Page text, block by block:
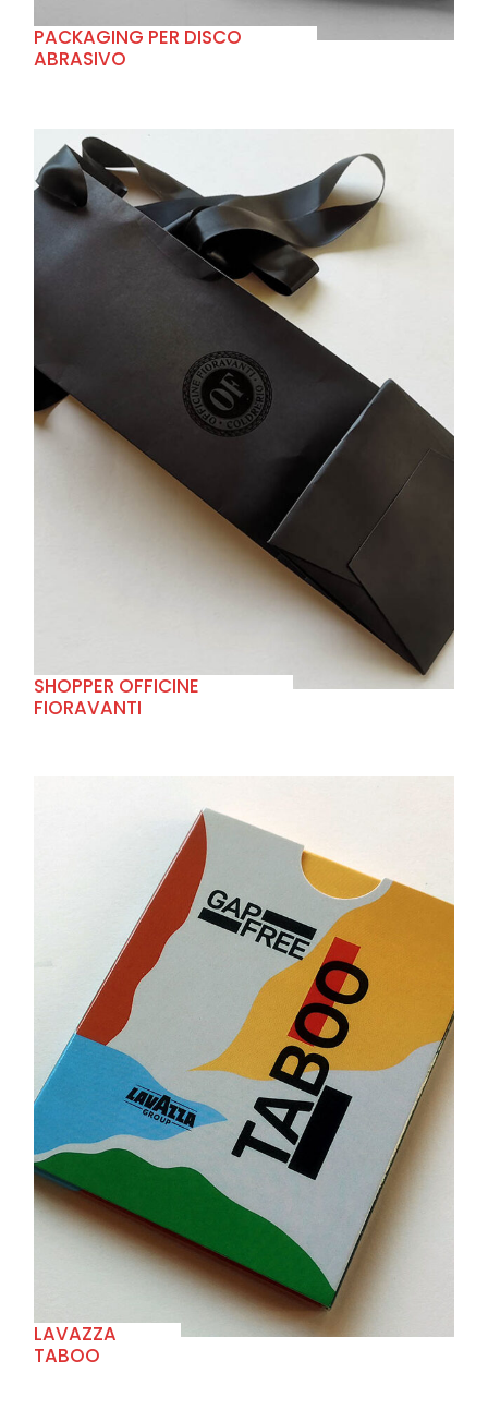
PACKAGING PER DISCO
ABRASIVO
SHOPPER OFFICINE
FIORAVANTI
+
LAVAZZA
TABOO